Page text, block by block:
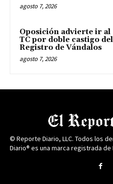
agosto 7, 2026
Oposición advierte ir al
TC por doble castigo del
Registro de Vándalos
agosto 7, 2026
© Reporte Diario, LLC. Todos los
Diario® es una marca registrada de